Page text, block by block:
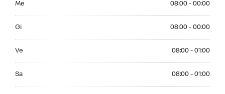
Me 08:00 - 00:00
Gi 08:00 - 00:00
Ve 08:00 - 01:00
Sa 08:00 - 01:00